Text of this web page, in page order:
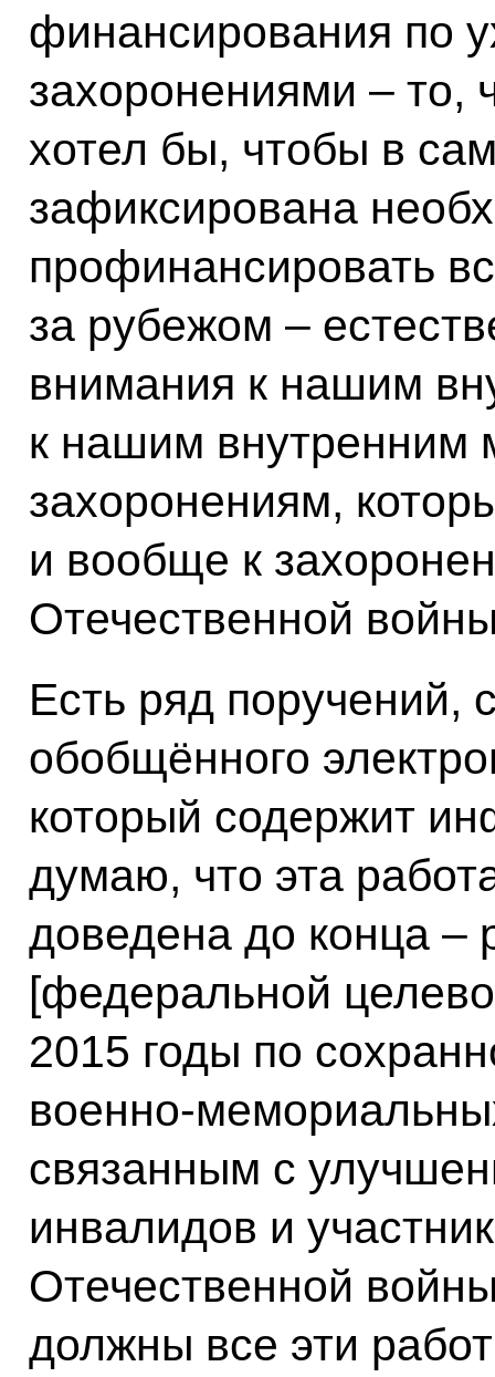
финансирования по
захоронениями – то,
хотел бы, чтобы в
зафиксирована
профинансировать
за рубежом –
внимания к нашим
к нашим внутренним
захоронениям,
и вообще к
Отечественной
Есть ряд поручений,
обобщённого
который содержит
думаю, что эта
доведена до конца –
[федеральной
2015 годы по
военно-
связанным с
инвалидов и
Отечественной
должны все эти